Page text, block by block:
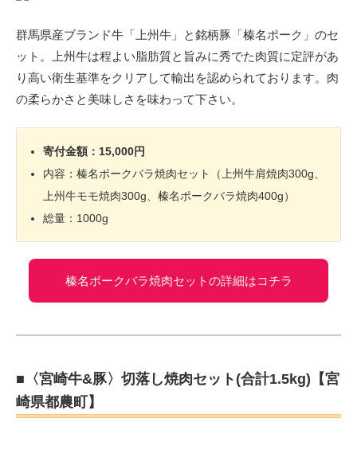
群馬県産ブランド牛「上州牛」と銘柄豚「榛名ポーク」のセ
ット。上州牛は程よい脂肪質と旨みに秀でた肉質に定評があ
り高い衛生基準をクリアして輸出を認められております。肉
の柔らかさと美味しさを味わって下さい。
寄付金額：15,000円
内容：榛名ポークバラ焼肉セット（上州牛肩焼肉300g、
上州牛モモ焼肉300g、榛名ポークバラ焼肉400g）
総量：1000g
榛名ポークバラ焼肉セットの詳細はコチラ
■〈宮崎牛&豚〉切落し焼肉セット(合計1.5kg)【宮
崎県都農町】